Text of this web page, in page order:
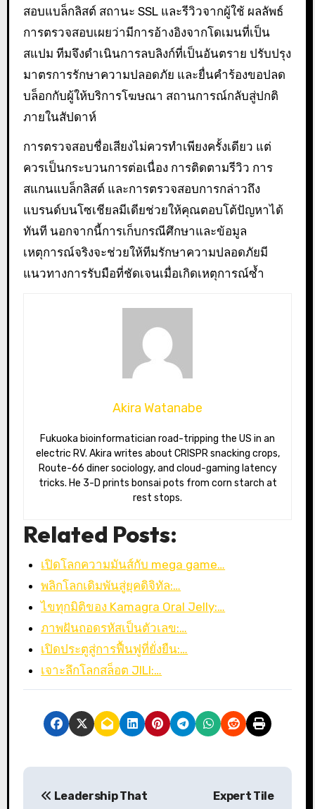
สอบแบล็กลิสต์ สถานะ SSL และรีวิวจากผู้ใช้ ผลลัพธ์
การตรวจสอบเผยว่ามีการอ้างอิงจากโดเมนที่เป็น
สแปม ทีมจึงดำเนินการลบลิงก์ที่เป็นอันตราย ปรับปรุง
มาตรการรักษาความปลอดภัย และยื่นคำร้องขอปลด
บล็อกกับผู้ให้บริการโฆษณา สถานการณ์กลับสู่ปกติ
ภายในสัปดาห์
การตรวจสอบชื่อเสียงไม่ควรทำเพียงครั้งเดียว แต่
ควรเป็นกระบวนการต่อเนื่อง การติดตามรีวิว การ
สแกนแบล็กลิสต์ และการตรวจสอบการกล่าวถึง
แบรนด์บนโซเชียลมีเดียช่วยให้คุณตอบโต้ปัญหาได้
ทันที นอกจากนี้การเก็บกรณีศึกษาและข้อมูล
เหตุการณ์จริงจะช่วยให้ทีมรักษาความปลอดภัยมี
แนวทางการรับมือที่ชัดเจนเมื่อเกิดเหตุการณ์ซ้ำ
Akira Watanabe
Fukuoka bioinformatician road-tripping the US in an
electric RV. Akira writes about CRISPR snacking crops,
Route-66 diner sociology, and cloud-gaming latency
tricks. He 3-D prints bonsai pots from corn starch at
rest stops.
Related Posts:
เปิดโลกความมันส์กับ mega game…
พลิกโลกเดิมพันสู่ยุคดิจิทัล:…
ไขทุกมิติของ Kamagra Oral Jelly:…
ภาพฝันถอดรหัสเป็นตัวเลข:…
เปิดประตูสู่การฟื้นฟูที่ยั่งยืน:…
เจาะลึกโลกสล็อต JILI:…
P
Leadership That
Expert Tile